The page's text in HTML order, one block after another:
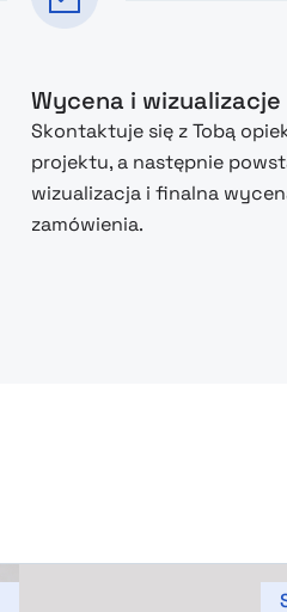
Wycena i wizualizacje
Skontaktuje się z Tobą
projektu, a następnie
wizualizacja i finalna
zamówienia.